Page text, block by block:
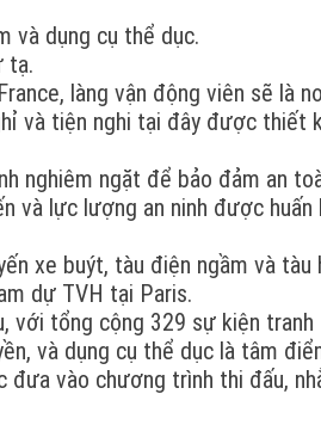
và dụng cụ thể dục.
tạ.
làng vận động viên sẽ là
và tiện nghi tại đây được thiết
nghiêm ngặt để bảo đảm an
và lực lượng an ninh được huấn
xe buýt, tàu điện ngầm và tàu
dự TVH tại Paris.
với tổng cộng 329 sự kiện tranh
và dụng cụ thể dục là tâm
vào chương trình thi đấu,